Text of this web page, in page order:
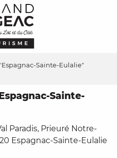
Sainte-Eulalie"
Sainte-
Paradis, Prieuré Notre-
Espagnac-Sainte-Eulalie